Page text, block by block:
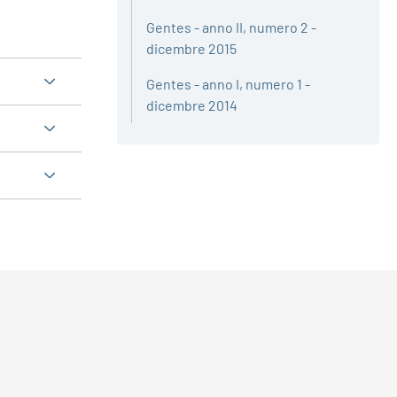
Gentes - anno II, numero 2 -
dicembre 2015
Gentes - anno I, numero 1 -
dicembre 2014